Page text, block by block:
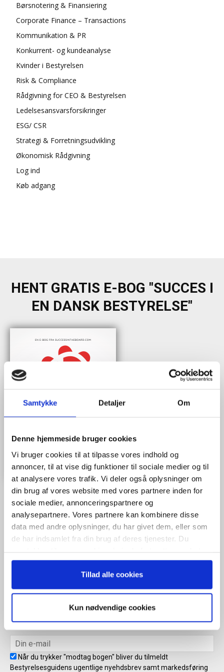
Samtykke Detaljer Om
Denne hjemmeside bruger cookies
Vi bruger cookies til at tilpasse vores indhold og
annoncer, til at vise dig funktioner til sociale medier og til
at analysere vores trafik. Vi deler også oplysninger om
din brug af vores website med vores partnere inden for
sociale medier, annonceringspartnere og
analysepartnere. Vores partnere kan kombinere disse
data med andre oplysninger, du har givet dem, eller som
de har indsamlet fra din brug af deres tjenester. Du
anvende vores hjemmeside.
Tillad alle cookies
Kun nødvendige cookies
Børsnotering & Finansiering
Corporate Finance – Transactions
Kommunikation & PR
Konkurrent- og kundeanalyse
Kvinder i Bestyrelsen
Risk & Compliance
Rådgivning for CEO & Bestyrelsen
Ledelsesansvarsforsikringer
ESG/ CSR
Strategi & Forretningsudvikling
Økonomisk Rådgivning
Log ind
Køb adgang
HENT GRATIS E-BOG "SUCCES I
EN DANSK BESTYRELSE"
Når du trykker "modtag bogen" bliver du tilmeldt Bestyrelsesguidens
ugentlige nyhedsbrev samt markedsføring via mail.
Modtag bogen direkte i din
mailboks
Når du trykker "modtag bogen" bliver du tilmeldt
Bestyrelsesguidens ugentlige nyehdsbrev samt markedsføring